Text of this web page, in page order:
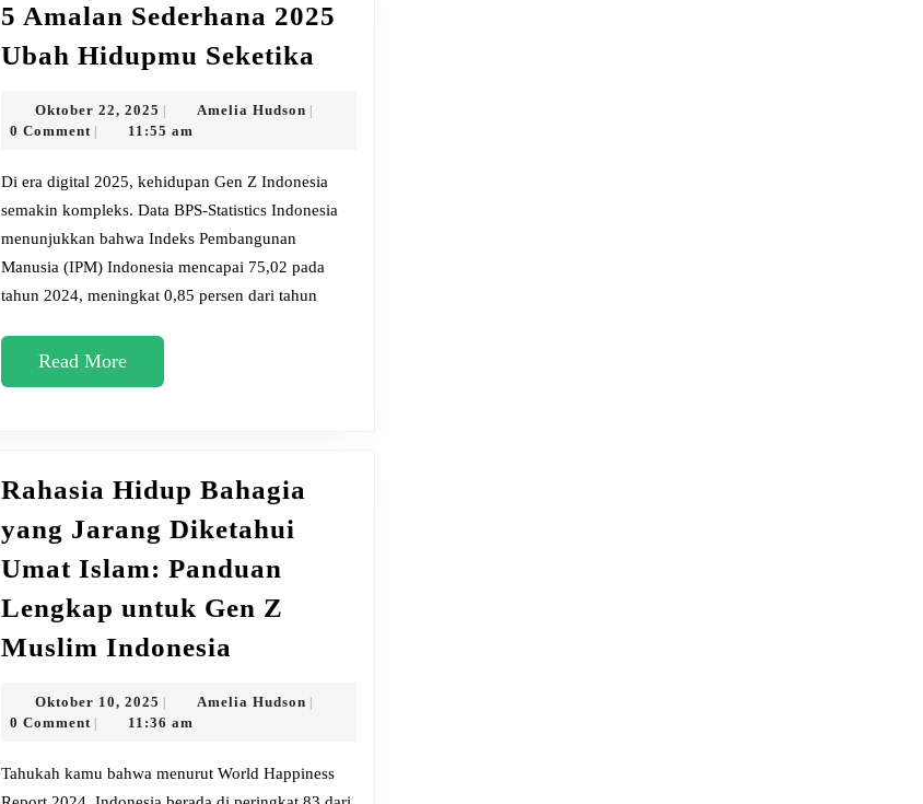
5 Amalan Sederhana 2025
Ubah Hidupmu Seketika
Ubah
Hidupmu
Oktober 22, 2025 Oktober
22,
Amelia HudsonAmelia
0 Comment 11:55 am
Di era digital 2025, kehidupan Gen Z Indonesia
semakin kompleks. Data BPS-Statistics Indonesia
menunjukkan bahwa Indeks Pembangunan
Manusia (IPM) Indonesia mencapai 75,02 pada
tahun 2024, meningkat 0,85 persen dari tahun
Read MoreRead
More
Rahasia Hidup Bahagia
yang Jarang Diketahui
Umat Islam: Panduan
Lengkap untuk Gen Z
Muslim Indonesia
Bahagia
Jarang
Oktober 10, 2025 Oktober
10,
Amelia HudsonAmelia
0 Comment 11:36 am
Tahukah kamu bahwa menurut World Happiness